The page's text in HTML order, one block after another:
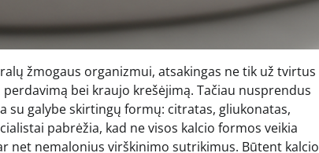
žmogaus organizmui, atsakingas ne tik už tvirtus
bei kraujo krešėjimą. Tačiau nusprendus
galybe skirtingų formų: citratas, gliukonatas,
pabrėžia, kad ne visos kalcio formos veikia
net nemalonius virškinimo sutrikimus. Būtent kalcio